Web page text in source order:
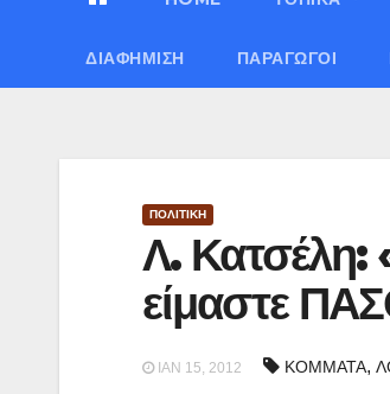
ΔΙΑΦΉΜΙΣΗ ΠΑΡΑΓΩΓΟΊ
ΠΟΛΙΤΙΚΗ
Λ. Κατσέλη:
είμαστε
ΙΑΝ 15, 2012 ΚΟΜΜΑΤΑ,